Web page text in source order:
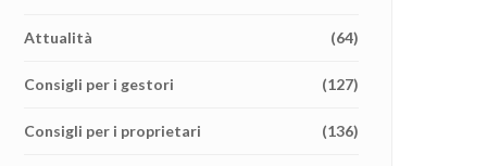
Attualità (64)
Consigli per i gestori (127)
Consigli per i proprietari (136)